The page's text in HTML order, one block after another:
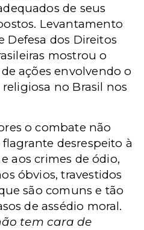
de seus
Levantamento
dos Direitos
mostrou o
ações envolvendo o
no Brasil nos
o combate não
desrespeito à
aos crimes de ódio,
óbvios, travestidos
são comuns e tão
de assédio moral.
tem cara de